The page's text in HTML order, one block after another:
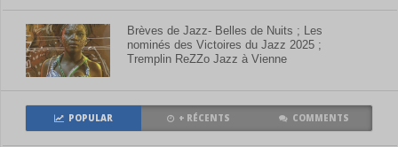
Brèves de Jazz- Belles de Nuits ; Les
nominés des Victoires du Jazz 2025 ;
Tremplin ReZZo Jazz à Vienne
POPULAR + RÉCENTS COMMENTS